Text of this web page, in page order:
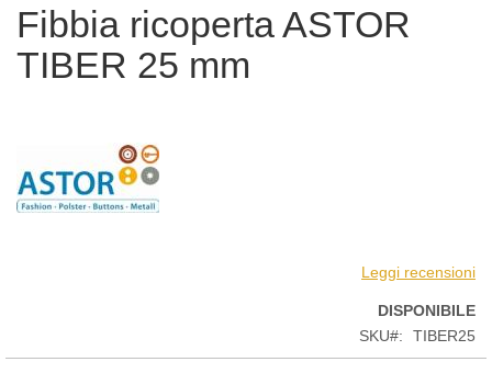
galleria
di
immagini
Fibbia ricoperta ASTOR
TIBER 25 mm
Leggi recensioni
DISPONIBILE
SKU
TIBER25